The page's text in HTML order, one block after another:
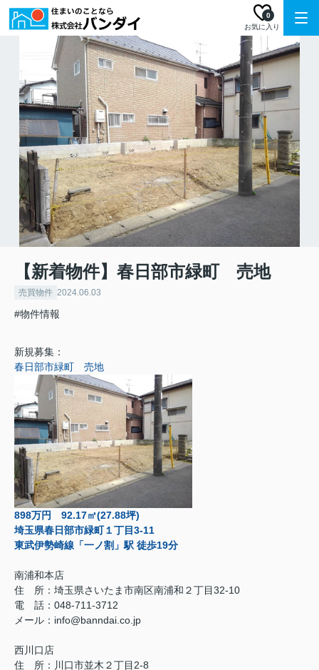
お気に入り
0
【新着物件】春日部市緑町 売地
売買物件 2024.06.03
#物件情報
新規募集：
春日部市緑町 売地
898万円 92.17㎡(27.88坪)
埼玉県春日部市緑町１丁目3-11
東武伊勢崎線「一ノ割」駅 徒歩19分
南浦和本店
住 所： 埼玉県さいたま市南区南浦和２丁目32-10
電 話：048-711-3712
メール： info@banndai.co.jp
西川口店
住 所： 川口市並木２丁目2-8